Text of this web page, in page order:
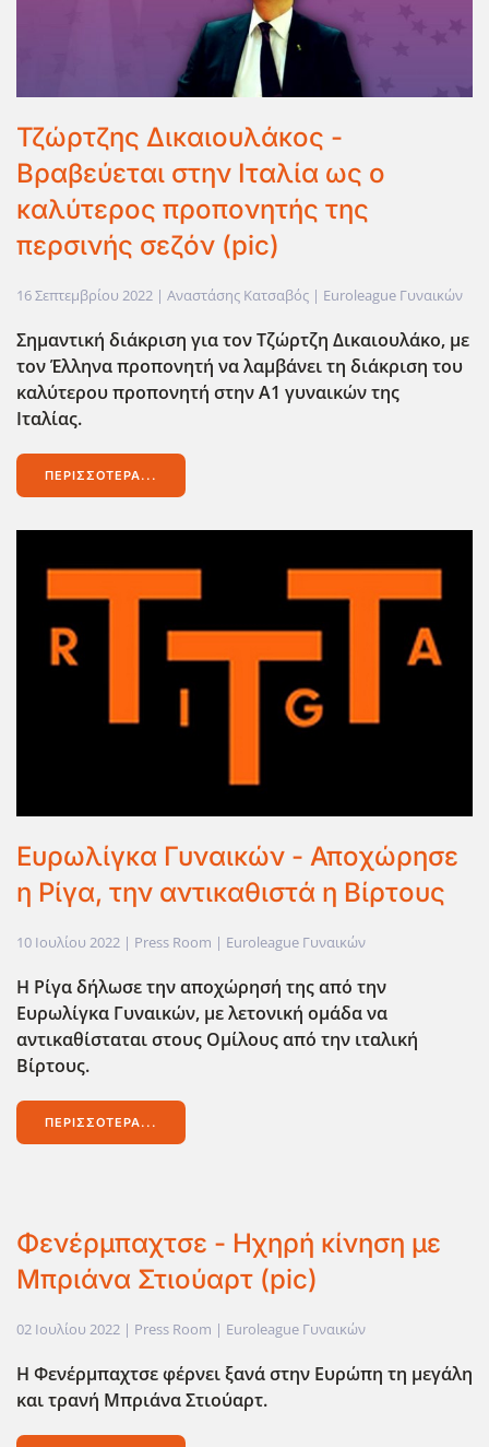
Τζώρτζης Δικαιουλάκος -
Βραβεύεται στην Ιταλία ως ο
καλύτερος προπονητής της
περσινής σεζόν (pic)
16 Σεπτεμβρίου 2022 | Αναστάσης Κατσαβός | Euroleague Γυναικών
Σημαντική διάκριση για τον Τζώρτζη Δικαιουλάκο, με
τον Έλληνα προπονητή να λαμβάνει τη διάκριση του
καλύτερου προπονητή στην Α1 γυναικών της
Ιταλίας.
ΠΕΡΙΣΣΌΤΕΡΑ...
Ευρωλίγκα Γυναικών - Αποχώρησε
η Ρίγα, την αντικαθιστά η Βίρτους
10 Ιουλίου 2022 | Press Room | Euroleague Γυναικών
Η Ρίγα δήλωσε την αποχώρησή της από την
Ευρωλίγκα Γυναικών, με λετονική ομάδα να
αντικαθίσταται στους Ομίλους από την ιταλική
Βίρτους.
ΠΕΡΙΣΣΌΤΕΡΑ...
Φενέρμπαχτσε - Ηχηρή κίνηση με
Μπριάνα Στιούαρτ (pic)
02 Ιουλίου 2022 | Press Room | Euroleague Γυναικών
Η Φενέρμπαχτσε φέρνει ξανά στην Ευρώπη τη μεγάλη
και τρανή Μπριάνα Στιούαρτ.